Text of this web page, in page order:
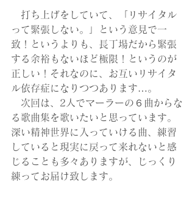
打ち上げをしていて、「リサイタル
って緊張しない。」という意見で一
致！というよりも、長丁場だから緊張
する余裕もないほど極限！というのが
正しい！それなのに、お互いリサイタ
ル依存症になりつつあります…。
次回は、2人でマーラーの６曲からな
る歌曲集を歌いたいと思っています。
深い精神世界に入っていける曲、練習
していると現実に戻って来れないと感
じることも多々ありますが、じっくり
練ってお届け致します。